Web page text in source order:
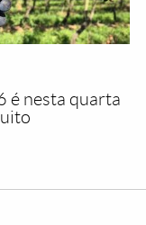
é nesta quarta